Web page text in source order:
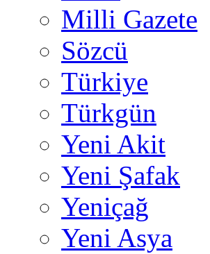
Milli Gazete
Sözcü
Türkiye
Türkgün
Yeni Akit
Yeni Şafak
Yeniçağ
Yeni Asya